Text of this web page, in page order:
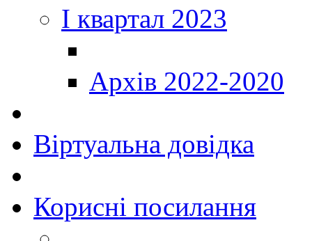
I квартал 2023
Архів 2022-2020
Віртуальна довідка
Корисні посилання